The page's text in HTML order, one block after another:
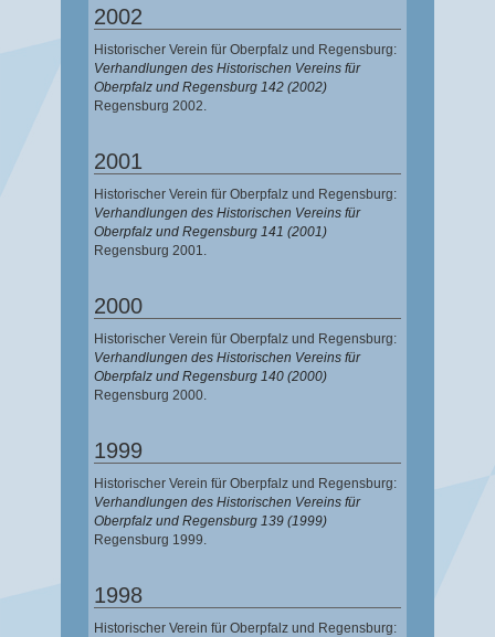
2002
Historischer Verein für Oberpfalz und Regensburg:
Verhandlungen des Historischen Vereins für
Oberpfalz und Regensburg 142 (2002)
Regensburg 2002.
2001
Historischer Verein für Oberpfalz und Regensburg:
Verhandlungen des Historischen Vereins für
Oberpfalz und Regensburg 141 (2001)
Regensburg 2001.
2000
Historischer Verein für Oberpfalz und Regensburg:
Verhandlungen des Historischen Vereins für
Oberpfalz und Regensburg 140 (2000)
Regensburg 2000.
1999
Historischer Verein für Oberpfalz und Regensburg:
Verhandlungen des Historischen Vereins für
Oberpfalz und Regensburg 139 (1999)
Regensburg 1999.
1998
Historischer Verein für Oberpfalz und Regensburg: